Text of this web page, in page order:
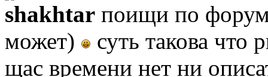
shakhtar поищи по
может)
суть такова
щас времени нет ни